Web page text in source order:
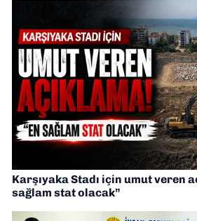
Karşıyaka Stadı için umut veren
sağlam stat olacak”